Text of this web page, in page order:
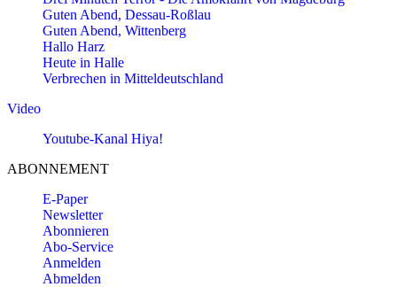
Guten Abend, Dessau-Roßlau
Guten Abend, Wittenberg
Hallo Harz
Heute in Halle
Verbrechen in Mitteldeutschland
Video
Youtube-Kanal Hiya!
ABONNEMENT
E-Paper
Newsletter
Abonnieren
Abo-Service
Anmelden
Abmelden